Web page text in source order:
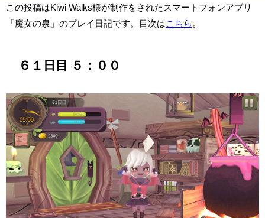
この投稿はKiwi Walks様が制作をされたスマートフォンアプリ
「魔女の泉」のプレイ日記です。目次は こちら 。
６１日目 ５：００